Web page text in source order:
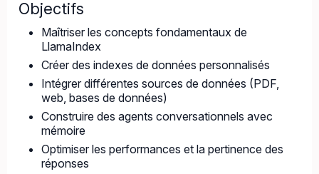
Objectifs
Maîtriser les concepts fondamentaux de
LlamaIndex
Créer des indexes de données personnalisés
Intégrer différentes sources de données (PDF,
web, bases de données)
Construire des agents conversationnels avec
mémoire
Optimiser les performances et la pertinence des
réponses